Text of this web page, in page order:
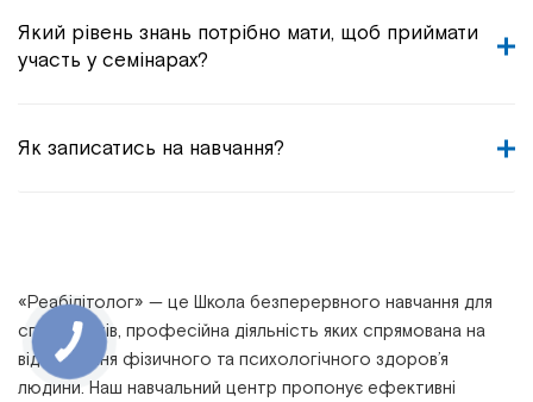
Який рівень знань потрібно мати, щоб приймати
участь у семінарах?
Як записатись на навчання?
«Реабілітолог» — це Школа безперервного навчання для
спеціалістів, професійна діяльність яких спрямована на
відновлення фізичного та психологічного здоров’я
людини. Наш навчальний центр пропонує ефективні